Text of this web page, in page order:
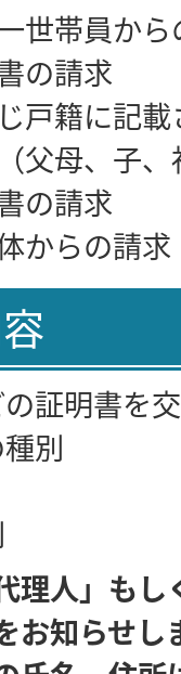
世帯員か
の請求
戸籍に記
父母、子
の請求
からの請求
証明書を
別
理人」も
お知らせし